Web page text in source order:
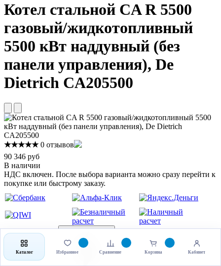
Котел стальной CA R 5500
газовый/жидкотопливный
5500 кВт наддувный (без
панели управления), De
Dietrich CA205500
★★★★★ 0 отзывов
90 346 руб
В наличии
НДС включен. После выбора варианта можно сразу перейти к
покупке или быстрому заказу.
Каталог Избранное Сравнение Корзина Кабинет